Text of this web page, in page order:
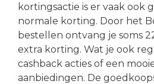
kortingsactie is er vaak ook
normale korting. Door het
bestellen ontvang je soms
extra korting. Wat je ook
cashback acties of een
aanbiedingen. De